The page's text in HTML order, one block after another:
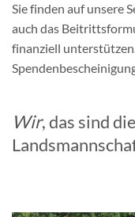
Sie finden auf unsere
auch das
finanziell
Wir, das sind